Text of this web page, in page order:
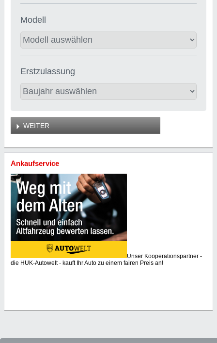
Modell
Erstzulassung
WEITER
Ankaufservice
Unser Kooperationspartner -
die HUK-Autowelt - kauft Ihr Auto zu einem fairen Preis an!